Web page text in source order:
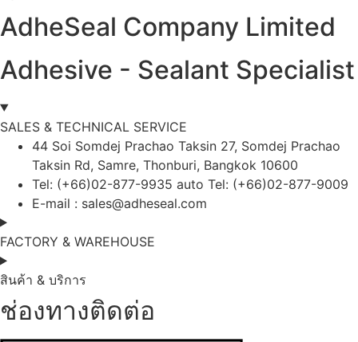
AdheSeal Company Limited
Adhesive - Sealant Specialist
SALES & TECHNICAL SERVICE
44 Soi Somdej Prachao Taksin 27, Somdej Prachao
Taksin Rd, Samre, Thonburi, Bangkok 10600
Tel: (+66)02-877-9935 auto Tel: (+66)02-877-9009
E-mail : sales@adheseal.com
FACTORY & WAREHOUSE
สินค้า & บริการ
ช่องทางติดต่อ